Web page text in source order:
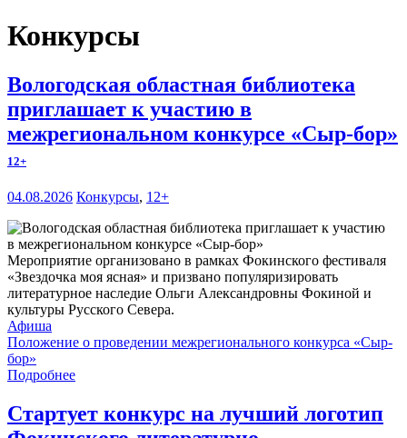
Конкурсы
Вологодская областная библиотека
приглашает к участию в
межрегиональном конкурсе «Сыр-бор»
12+
04.08.2026 Конкурсы, 12+
Мероприятие организовано в рамках Фокинского фестиваля
«Звездочка моя ясная» и призвано популяризировать
литературное наследие Ольги Александровны Фокиной и
культуры Русского Севера.
Афиша
Положение о проведении межрегионального конкурса «Сыр-
бор»
Подробнее
Стартует конкурс на лучший логотип